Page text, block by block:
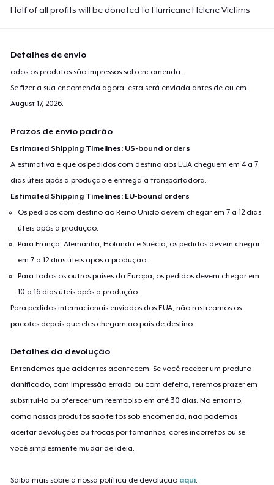
Half of all profits will be donated to Hurricane Helene Victims
Detalhes de envio
odos os produtos são impressos sob encomenda.
Se fizer a sua encomenda agora, esta será enviada antes de ou em
August 17, 2026.
Prazos de envio padrão
Estimated Shipping Timelines: US-bound orders
A estimativa é que os pedidos com destino aos EUA cheguem em 4 a 7
dias úteis após a produção e entrega à transportadora.
Estimated Shipping Timelines: EU-bound orders
Os pedidos com destino ao Reino Unido devem chegar em 7 a 12 dias
úteis após a produção.
Para França, Alemanha, Holanda e Suécia, os pedidos devem chegar
em 7 a 12 dias úteis após a produção.
Para todos os outros países da Europa, os pedidos devem chegar em
10 a 16 dias úteis após a produção.
Para pedidos internacionais enviados dos EUA, não rastreamos os
pacotes depois que eles chegam ao país de destino.
Detalhes da devolução
Entendemos que acidentes acontecem. Se você receber um produto
danificado, com impressão errada ou com defeito, teremos prazer em
substituí-lo ou oferecer um reembolso em até 30 dias. No entanto,
como nossos produtos são feitos sob encomenda, não podemos
aceitar devoluções ou trocas por tamanhos, cores incorretos ou se
você simplesmente mudar de ideia.
Saiba mais sobre a nossa política de devolução aqui.